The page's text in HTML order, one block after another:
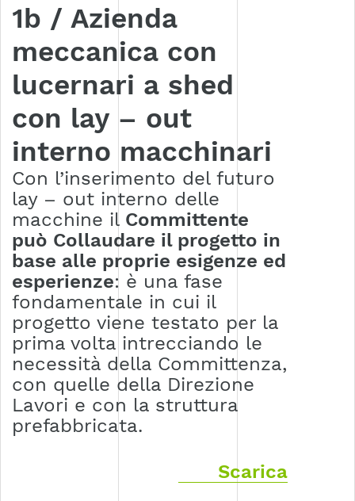
1b / Azienda
meccanica con
lucernari a shed
con lay – out
interno macchinari
Con l’inserimento del futuro
lay – out interno delle
macchine il Committente
può Collaudare il progetto in
base alle proprie esigenze ed
esperienze: è una fase
fondamentale in cui il
progetto viene testato per la
prima volta intrecciando le
necessità della Committenza,
con quelle della Direzione
Lavori e con la struttura
prefabbricata.
Scarica